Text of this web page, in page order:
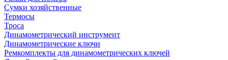
Сумки хозяйственные
Термосы
Троса
Динамометрический инструмент
Динамометрические ключи
Ремкомплекты для динамометрических ключей